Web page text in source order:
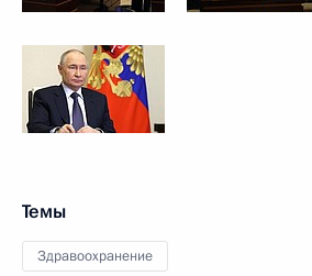
Темы
Здравоохранение